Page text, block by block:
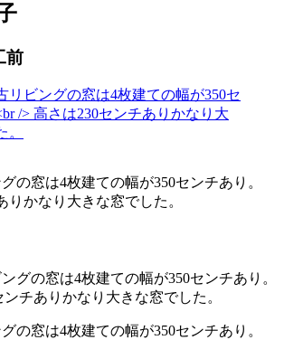
前
の窓は4枚建ての幅が350センチあり。
りかなり大きな窓でした。
の窓は4枚建ての幅が350センチあり。